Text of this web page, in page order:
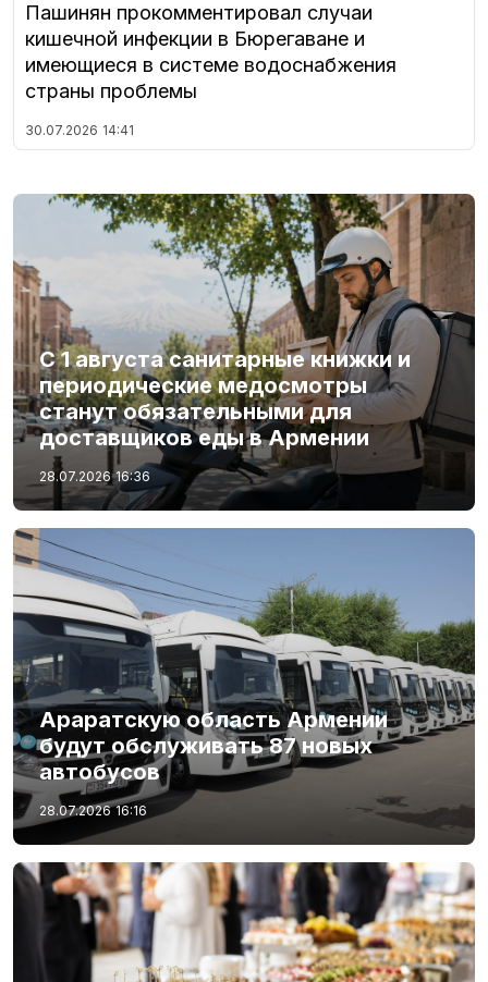
Пашинян прокомментировал случаи
кишечной инфекции в Бюрегаване и
имеющиеся в системе водоснабжения
страны проблемы
30.07.2026 14:41
С 1 августа санитарные книжки и
периодические медосмотры
станут обязательными для
доставщиков еды в Армении
28.07.2026 16:36
Араратскую область Армении
будут обслуживать 87 новых
автобусов
28.07.2026 16:16